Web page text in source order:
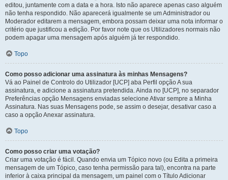
editou, juntamente com a data e a hora. Isto não aparece apenas caso alguém
não tenha respondido. Não aparecerá igualmente se um Administrador ou
Moderador editarem a mensagem, embora possam deixar uma nota informar o
critério que justificou a edição. Por favor note que os Utilizadores normais não
podem apagar uma mensagem após alguém já ter respondido.
Topo
Como posso adicionar uma assinatura às minhas Mensagens?
Vá ao Painel de Controlo do Utilizador [UCP] aba Perfil opção A sua
assinatura, e adicione a assinatura pretendida. Ainda no [UCP], no separador
Preferências opção Mensagens enviadas selecione Ativar sempre a Minha
Assinatura. Nas suas Mensagens pode, se assim o desejar, desativar caso a
caso a opção Anexar assinatura.
Topo
Como posso criar uma votação?
Criar uma votação é fácil. Quando envia um Tópico novo (ou Edita a primeira
mensagem de um Tópico, caso tenha permissão para tal), encontra na parte
inferior à caixa principal da mensagem, um painel com o Título Adicionar